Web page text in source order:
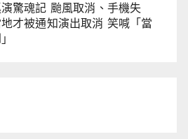
驚魂記 颱風取消、手機失
才被通知演出取消 笑喊「當